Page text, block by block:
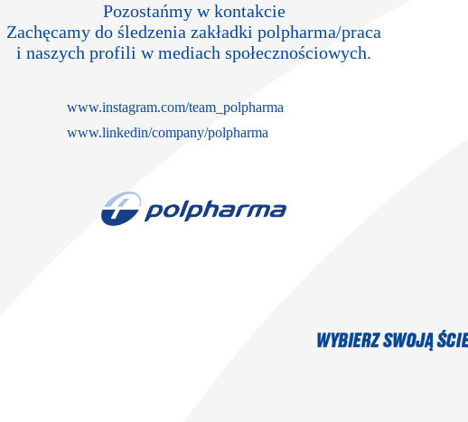
Pozostańmy w kontakcie
Zachęcamy do śledzenia zakładki polpharma/praca
i naszych profili w mediach społecznościowych.
www.instagram.com/team_polpharma
www.linkedin/company/polpharma